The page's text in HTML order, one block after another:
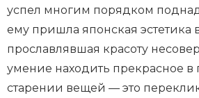
успел многим порядком
ему пришла японская эстетика
прославлявшая красоту
умение находить прекрасное в
старении вещей — это